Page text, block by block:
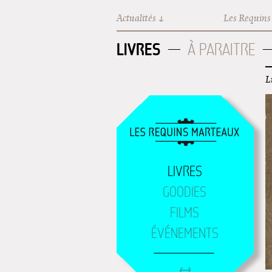
Actualités Les
LIVRES À PARAITRE
LIVRES
GOODIES
FILMS
ÉVÉNEMENTS